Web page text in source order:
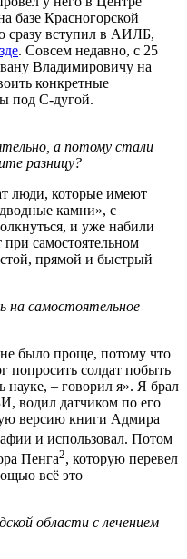
базе Красногорской
сразу вступил в АИЛБ,
. Совсем недавно, с 25
Владимировичу на
конкретные
под С-дугой.
а потому стали
разницу?
люди, которые имеют
камни», с
и уже набили
самостоятельном
прямой и быстрый
на самостоятельное
было проще, потому что
попросить солдат побыть
– говорил я». Я брал
водил датчиком по его
версию книги Адмира
и использовал. Потом
Пенга2, которую перевел
всё это
области с лечением